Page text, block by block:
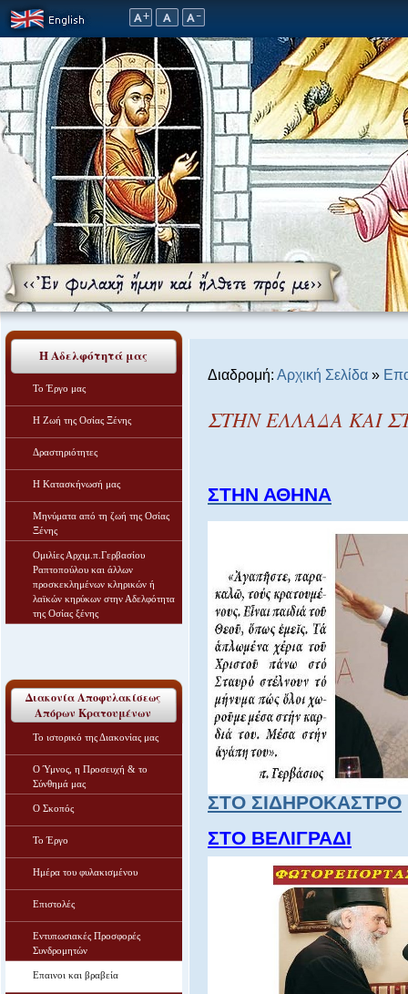
Η Αδελφότητά μας
Το Έργο μας
Η Ζωή της Οσίας Ξένης
Δραστηριότητες
Η Κατασκήνωσή μας
Μηνύματα από τη ζωή της Οσίας
Ξένης
Ομιλίες Αρχιμ.π.Γερβασίου
Ραπτοπούλου και άλλων
προσκεκλημένων κληρικών ή
λαϊκών κηρύκων στην Αδελφότητα
της Οσίας ξένης
Διακονία Αποφυλακίσεως
Απόρων Κρατουμένων
Το ιστορικό της Διακονίας μας
Ο Ύμνος, η Προσευχή & το
Σύνθημά μας
Ο Σκοπός
Το Έργο
Ημέρα του φυλακισμένου
Επιστολές
Εντυπωσιακές Προσφορές
Συνδρομητών
Επαινοι και βραβεία
Διαδρομή: Αρχική Σελίδα »
ΣΤΗΝ ΕΛΛΑΔΑ ΚΑΙ
ΣΤΗΝ ΑΘΗΝΑ
ΣΤΟ ΣΙΔΗΡΟΚΑΣΤΡΟ
ΣΤΟ ΒΕΛΙΓΡΑΔΙ